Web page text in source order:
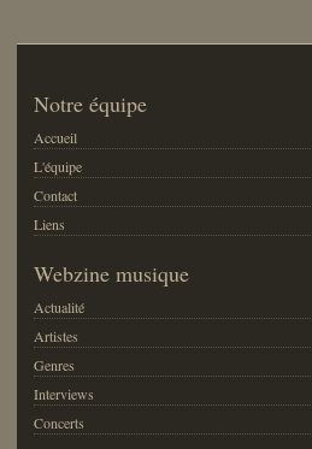
Notre équipe
Accueil
L'équipe
Contact
Liens
Webzine musique
Actualité
Artistes
Genres
Interviews
Concerts